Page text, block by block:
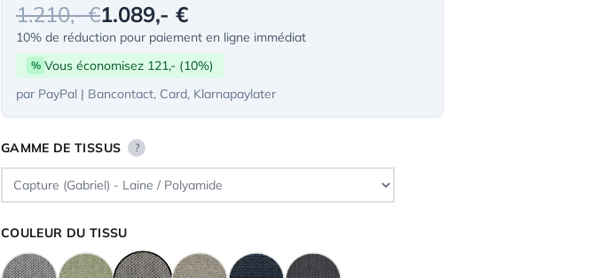
1.210,- €1.089,- €
10% de réduction pour paiement en ligne immédiat
% Vous économisez 121,- (10%)
par PayPal | Bancontact, Card, Klarnapaylater
GAMME DE TISSUS ?
COULEUR DU TISSU